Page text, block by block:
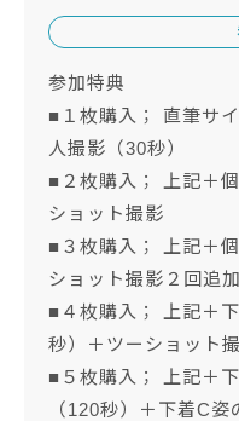
参加特典
■１枚購入； 直筆サ
人撮影（30秒）
■２枚購入； 上記＋
ショット撮影
■３枚購入； 上記＋
ショット撮影２回追加
■４枚購入； 上記＋
秒）＋ツーショット
■５枚購入； 上記＋
（120秒）＋下着C